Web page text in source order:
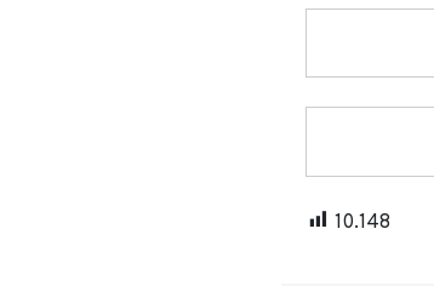
10.148